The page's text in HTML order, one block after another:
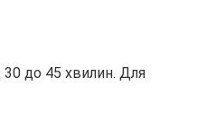
30 до 45 хвилин. Для